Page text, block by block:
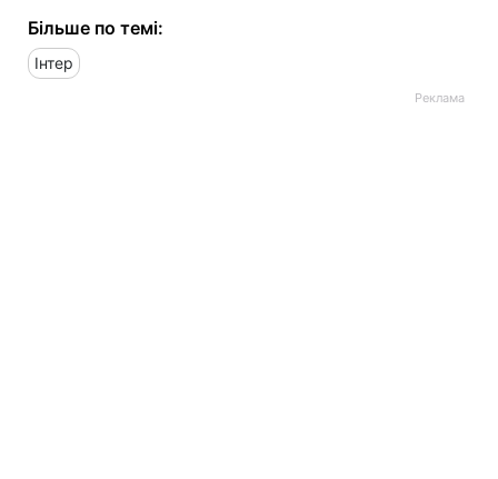
Більше по темі:
Інтер